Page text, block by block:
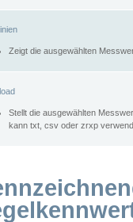
Zeigt die ausgewählten
Stellt die ausgewählten
kann txt, csv oder zrxp